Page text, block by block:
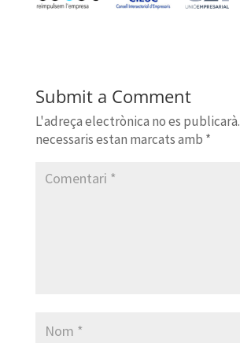
Submit a Comment
L'adreça electrònica no es publicarà.
necessaris estan marcats amb *